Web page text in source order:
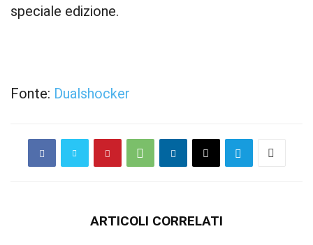
speciale edizione.
Fonte: Dualshocker
ARTICOLI CORRELATI